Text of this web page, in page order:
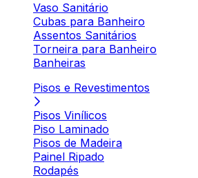
Vaso Sanitário
Cubas para Banheiro
Assentos Sanitários
Torneira para Banheiro
Banheiras
Pisos e Revestimentos
Pisos Vinílicos
Piso Laminado
Pisos de Madeira
Painel Ripado
Rodapés